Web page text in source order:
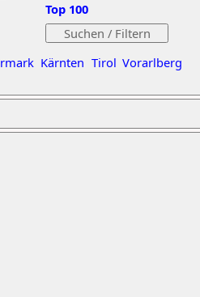
Kärnten Tirol Vorarlberg
Top 100